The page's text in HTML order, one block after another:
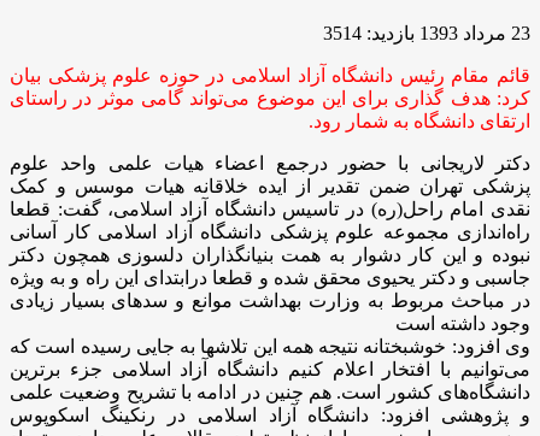
23 مرداد 1393 بازدید: 3514
قائم مقام رئیس دانشگاه آزاد اسلامی در حوزه علوم پزشکی بیان
کرد: هدف گذاری برای این موضوع می‌تواند گامی موثر در راستای
ارتقای دانشگاه به شمار رود.
دکتر لاریجانی با حضور درجمع اعضاء هیات علمی واحد علوم
پزشکی تهران ضمن تقدیر از ایده خلاقانه هیات موسس و کمک
نقدی امام راحل(ره) در تاسیس دانشگاه آزاد اسلامی، گفت: قطعا
راه‌اندازی مجموعه علوم پزشکی دانشگاه آزاد اسلامی کار آسانی
نبوده و این کار دشوار به همت بنیانگذاران دلسوزی همچون دکتر
جاسبی و دکتر یحیوی محقق شده و قطعا درابتدای این راه و به ویژه
در مباحث مربوط به وزارت بهداشت موانع و سدهای بسیار زیادی
وجود داشته است
وی افزود: خوشبختانه نتیجه همه این تلاشها به جایی رسیده است که
می‌توانیم با افتخار اعلام کنیم دانشگاه آزاد اسلامی جزء برترین
دانشگاه‌های کشور است. هم چنین در ادامه با تشریح وضعیت علمی
و پژوهشی افزود: دانشگاه آزاد اسلامی در رنکینگ اسکوپوس